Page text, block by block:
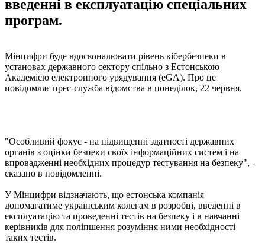
введенні в експлуатацію спеціальних
програм.
Мінцифри буде вдосконалювати рівень кібербезпеки в
установах державного сектору спільно з Естонською
Академією електронного урядування (eGA). Про це
повідомляє прес-служба відомства в понеділок, 22 червня.
"Особливий фокус - на підвищенні здатності державних
органів з оцінки безпеки своїх інформаційних систем і на
впровадженні необхідних процедур тестування на безпеку", -
сказано в повідомленні.
У Мінцифри відзначають, що естонська компанія
допомагатиме українським колегам в розробці, введенні в
експлуатацію та проведенні тестів на безпеку і в навчанні
керівників для поліпшення розуміння ними необхідності
таких тестів.